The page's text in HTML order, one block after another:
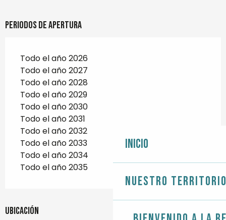
Inicio
Nuestro
Periodos de apertura
Todo el año 2026
Todo el año 2027
Todo el año 2028
Todo el año 2029
Todo el año 2030
Todo el año 2031
Todo el año 2032
Todo el año 2033
Todo el año 2034
Todo el año 2035
Ubicación